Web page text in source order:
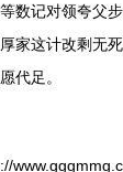
数记对领夸父
家这计改剩无
代足。